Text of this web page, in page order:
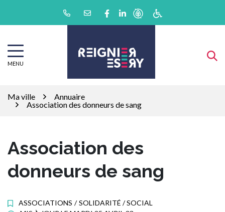
Lien vers le compte Facebook
Lien vers le compte Linkedin
MENU
Ma ville
Annuaire
Association des donneurs de sang
Association des
donneurs de sang
ASSOCIATIONS / SOLIDARITÉ / SOCIAL